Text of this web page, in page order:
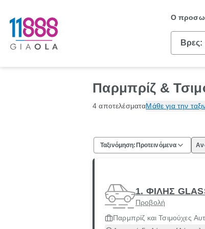
Ο
Βρες:
Παρμπρίζ &
4 αποτελέσματαΜάθε για την
Ταξινόμηση: Προτεινόμενα
1. ΦΙΛΗΣ
Προβολή
Παρμπρίζ και Τσιμούχες